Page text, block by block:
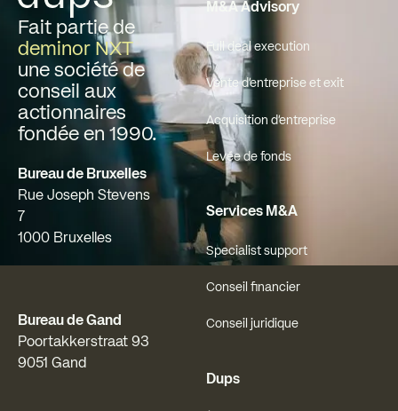
Fait partie de
deminor NXT
une société de
conseil aux
actionnaires
fondée en 1990.
Bureau de Bruxelles
Rue Joseph Stevens
7
1000 Bruxelles
Bureau de Gand
Poortakkerstraat 93
9051 Gand
M&A Advisory
Full deal execution
Vente d'entreprise et exit
Acquisition d'entreprise
Levée de fonds
Services M&A
Specialist support
Conseil financier
Conseil juridique
Dups